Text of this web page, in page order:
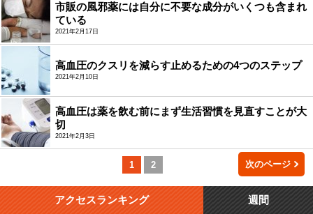
市販の風邪薬には自分に不要な成分がいくつも含まれ
ている
2021年2月17日
高血圧のクスリを減らす止めるための4つのステップ
2021年2月10日
高血圧は薬を飲む前にまず生活習慣を見直すことが大
切
2021年2月3日
1 2 次のページ
アクセスランキング 週間